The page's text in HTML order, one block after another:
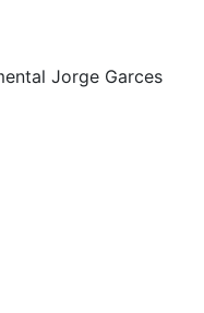
Jorge Garces